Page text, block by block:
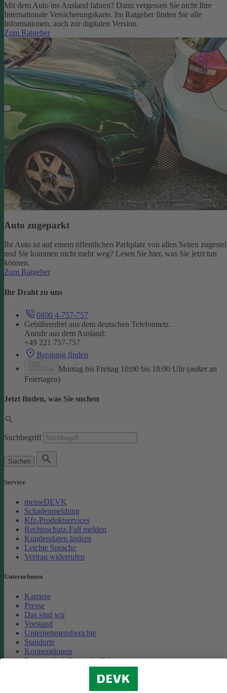
Mit dem Auto ins Ausland fahren? Dann vergessen Sie nicht Ihre
Internationale Versicherungskarte. Im Ratgeber finden Sie alle
Informationen, auch zur digitalen Version.
Zum Ratgeber
Auto zugeparkt
Ihr Auto ist auf einem öffentlichen Parkplatz von allen Seiten
und Sie kommen nicht mehr weg? Lesen Sie hier, was Sie jetzt tun
können.
Zum Ratgeber
Ihr Draht zu uns
0800 4-757-757
Gebührenfrei aus dem deutschen Telefonnetz.
Anrufe aus dem Ausland:
+49 221 757-757
Beratung finden
Montag bis Freitag 10:00 bis 18:00 Uhr (außer an
Feiertagen)
Jetzt finden, was Sie suchen
Suchbegriff
Suchen
Service
meineDEVK
Schadenmeldung
Kfz-Produktservices
Rechtsschutz-Fall melden
Kundendaten ändern
Leichte Sprache
Vertrag widerrufen
Unternehmen
Karriere
Presse
Das sind wir
Vorstand
Unternehmensberichte
Standorte
Kooperationen
Partnerschaft Deutsche Bahn